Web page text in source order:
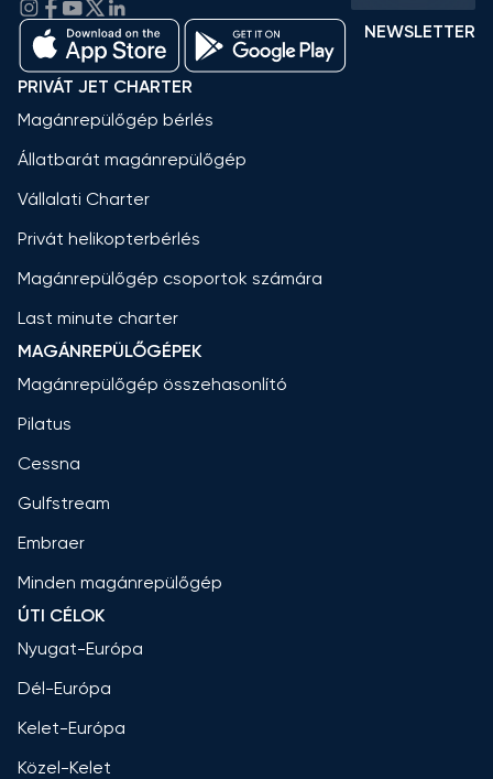
NEWSLETTER
PRIVÁT JET CHARTER
Magánrepülőgép bérlés
Állatbarát magánrepülőgép
Vállalati Charter
Privát helikopterbérlés
Magánrepülőgép csoportok számára
Last minute charter
MAGÁNREPÜLŐGÉPEK
Magánrepülőgép összehasonlító
Pilatus
Cessna
Gulfstream
Embraer
Minden magánrepülőgép
ÚTI CÉLOK
Nyugat-Európa
Dél-Európa
Kelet-Európa
Közel-Kelet